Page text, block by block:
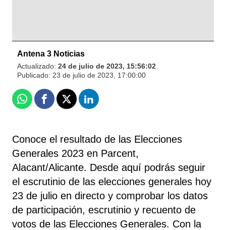
Antena 3 Noticias
Actualizado: 24 de julio de 2023, 15:56:02
Publicado: 23 de julio de 2023, 17:00:00
WhatsappFacebook
X Linkedin
Conoce el resultado de las Elecciones
Generales 2023 en Parcent,
Alacant/Alicante. Desde aquí podrás seguir
el escrutinio de las elecciones generales hoy
23 de julio en directo y comprobar los datos
de participación, escrutinio y recuento de
votos de las Elecciones Generales. Con la